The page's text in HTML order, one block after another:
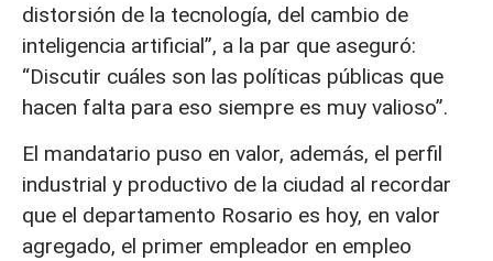
distorsión de la tecnología, del cambio de
inteligencia artificial”, a la par que aseguró:
“Discutir cuáles son las políticas públicas que
hacen falta para eso siempre es muy valioso”.
El mandatario puso en valor, además, el perfil
industrial y productivo de la ciudad al recordar
que el departamento Rosario es hoy, en valor
agregado, el primer empleador en empleo